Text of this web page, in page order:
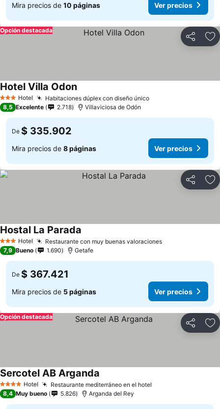
Mira precios de 10 páginas Ver precios
Compartir
Opción destacada
3 Estrellas
Hotel Habitaciones dúplex con diseño único
Hotel Villa Odon
8,5 Excelente 2.718 Villaviciosa de Odón
De $ 335.902
Mira precios de 8 páginas Ver precios
Compartir
3 Estrellas
Hotel Restaurante con muy buenas valoraciones
Hostal La Parada
7,9 Bueno 1.690 Getafe
De $ 367.421
Mira precios de 5 páginas Ver precios
Compartir
Opción destacada
4 EstrellasHotel Restaurante mediterráneo en el hotel
Sercotel AB Arganda
8,4 Muy bueno 5.826 Arganda del Rey